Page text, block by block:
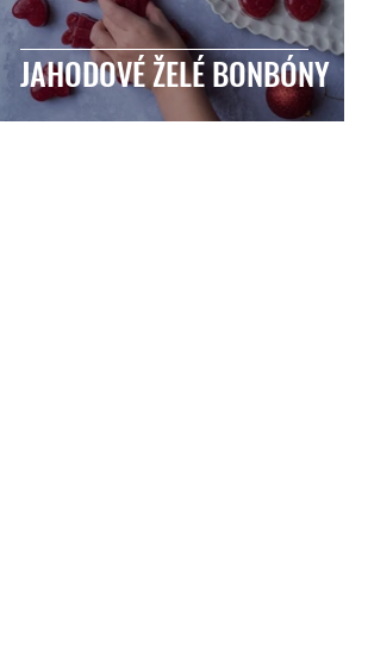
JAHODOVÉ ŽELÉ BONBÓNY